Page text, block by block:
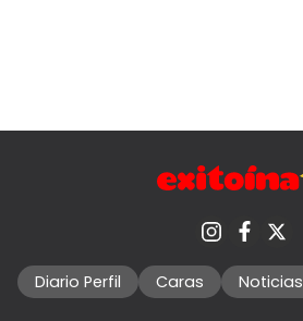
Diario Perfil Caras Noticias